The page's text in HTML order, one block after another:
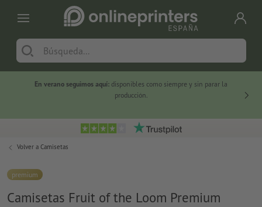
En verano seguimos aquí: disponibles como siempre y sin parar la
producción.
Volver a Camisetas
premium
Camisetas Fruit of the Loom Premium